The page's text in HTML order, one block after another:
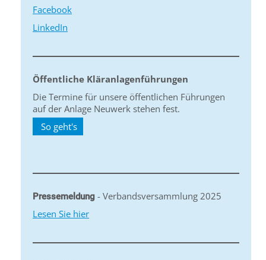
Facebook
LinkedIn
Öffentliche Kläranlagenführungen
Die Termine für unsere öffentlichen Führungen
auf der Anlage Neuwerk stehen fest.
So geht's
Pressemeldung - Verbandsversammlung 2025
Lesen Sie hier